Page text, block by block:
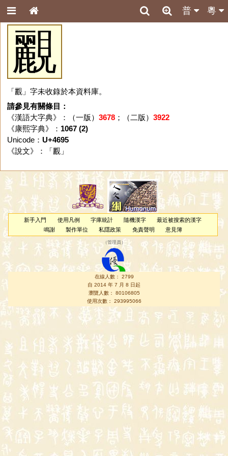
粵
普
䚕
「䚕」字未收錄於本資料庫。
請參見有關條目：
《漢語大字典》：（一版） 3678；（二版） 3922
《康熙字典》： 1067 (2)
Unicode： U+4695
《說文》：「 䚕」
新手入門 使用凡例 字庫統計 隨機漢字
最近被搜索的漢字
鳴謝
製作單位 私隱政策 免責聲明 意見簿
（管理員 ）
在線人數： 2799
自 2014 年 7 月 8 日起
瀏覽人數： 80106805
使用次數： 293995066